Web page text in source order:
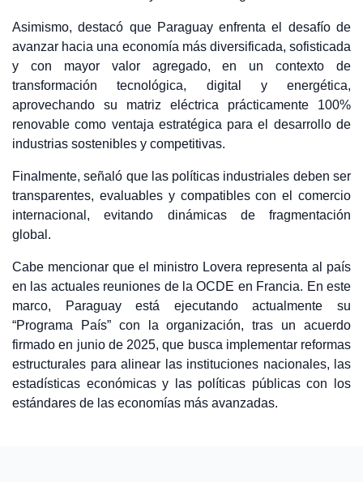
Asimismo, destacó que Paraguay enfrenta el desafío de
avanzar hacia una economía más diversificada, sofisticada
y con mayor valor agregado, en un contexto de
transformación tecnológica, digital y energética,
aprovechando su matriz eléctrica prácticamente 100%
renovable como ventaja estratégica para el desarrollo de
industrias sostenibles y competitivas.
Finalmente, señaló que las políticas industriales deben ser
transparentes, evaluables y compatibles con el comercio
internacional, evitando dinámicas de fragmentación
global.
Cabe mencionar que el ministro Lovera representa al país
en las actuales reuniones de la OCDE en Francia. En este
marco, Paraguay está ejecutando actualmente su
“Programa País” con la organización, tras un acuerdo
firmado en junio de 2025, que busca implementar reformas
estructurales para alinear las instituciones nacionales, las
estadísticas económicas y las políticas públicas con los
estándares de las economías más avanzadas.